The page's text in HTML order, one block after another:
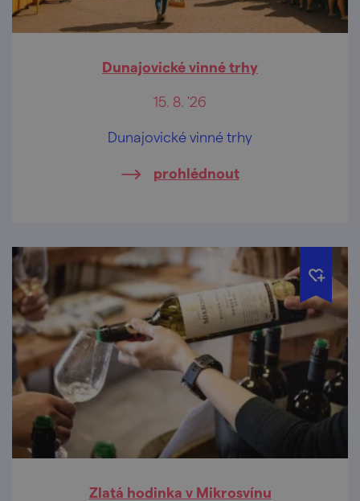
Dunajovické vinné trhy
15. 8. '26
Dunajovické vinné trhy
prohlédnout
Zlatá hodinka v Mikrosvínu